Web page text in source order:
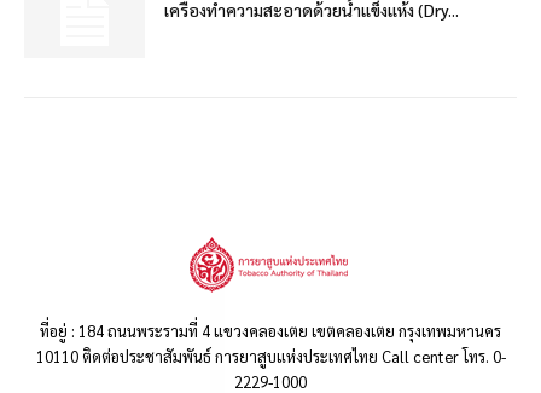
เครื่องทำความสะอาดด้วยน้ำแข็งแห้ง (Dry...
ที่อยู่ : 184 ถนนพระรามที่ 4 แขวงคลองเตย เขตคลองเตย กรุงเทพมหานคร
10110 ติดต่อประชาสัมพันธ์ การยาสูบแห่งประเทศไทย Call center โทร. 0-
2229-1000